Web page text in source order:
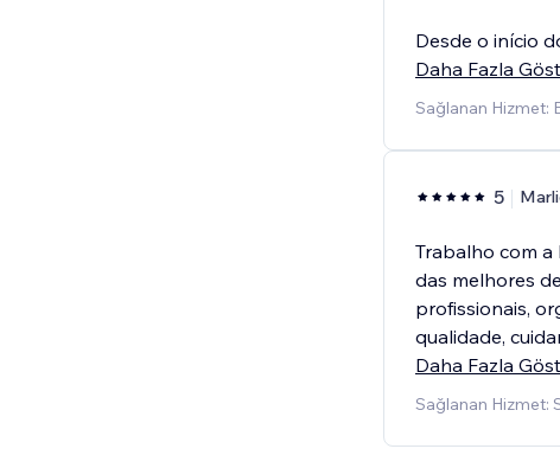
Desde o início
Daha Fazla
Sağlanan Hizmet:
5
Trabalho com a
das melhores
profissionais,
qualidade,
Daha Fazla
Sağlanan Hizmet: